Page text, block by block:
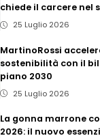
chiede il carcere nel
25 Luglio 2026
MartinoRossi
sostenibilità con il
piano 2030
25 Luglio 2026
La gonna marrone
2026: il nuovo